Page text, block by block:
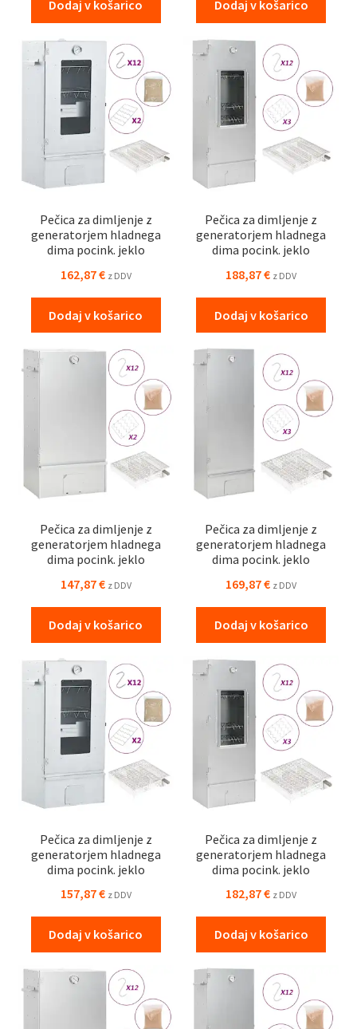
Dodaj v košarico Dodaj v košarico
Pečica za dimljenje z
generatorjem hladnega
dima pocink. jeklo
162,87€ z DDV
Dodaj v košarico
Pečica za dimljenje z
generatorjem hladnega
dima pocink. jeklo
188,87€ z DDV
Dodaj v košarico
Pečica za dimljenje z
generatorjem hladnega
dima pocink. jeklo
147,87€ z DDV
Dodaj v košarico
Pečica za dimljenje z
generatorjem hladnega
dima pocink. jeklo
169,87€ z DDV
Dodaj v košarico
Pečica za dimljenje z
generatorjem hladnega
dima pocink. jeklo
157,87€ z DDV
Dodaj v košarico
Pečica za dimljenje z
generatorjem hladnega
dima pocink. jeklo
182,87€ z DDV
Dodaj v košarico